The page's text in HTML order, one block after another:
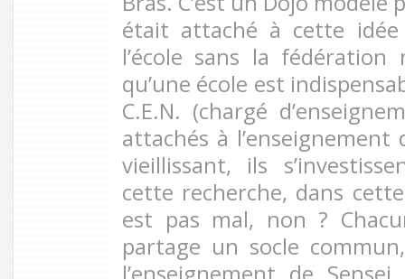
était attaché à cette idée
l’école sans la
qu’une école est
C.E.N. (chargé
attachés à l’enseignement
vieillissant, ils
cette recherche, dans
est pas mal, non ?
partage un socle
l’enseignement de